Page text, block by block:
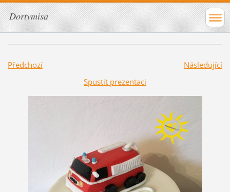
Dortymisa
Předchozí
Následující
Spustit prezentaci